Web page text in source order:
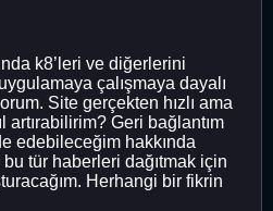
k8’leri ve diğerlerini
çalışmaya dayalı
Site gerçekten hızlı ama
artırabilirim? Geri bağlantım
edebileceğim hakkında
tür haberleri dağıtmak için
Herhangi bir fikrin